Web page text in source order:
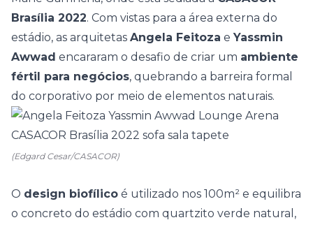
Brasília 2022. Com vistas para a área externa do
estádio, as arquitetas Angela Feitoza e Yassmin
Awwad encararam o desafio de criar um ambiente
fértil para negócios, quebrando a barreira formal
do corporativo por meio de elementos naturais.
(Edgard Cesar/CASACOR)
O design biofílico é utilizado nos 100m² e equilibra
o concreto do estádio com quartzito verde natural,